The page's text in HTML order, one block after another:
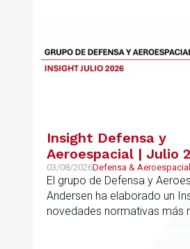
Insight Defensa y
Aeroespacial | Julio
03/08/2026Defensa & Aeroespacial
El grupo de Defensa y
Andersen ha elaborado un
novedades normativas más